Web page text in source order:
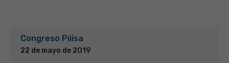
Congreso Piiisa
22 de mayo de 2019